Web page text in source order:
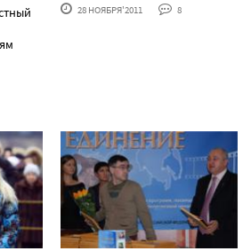
28 НОЯБРЯ'2011 8